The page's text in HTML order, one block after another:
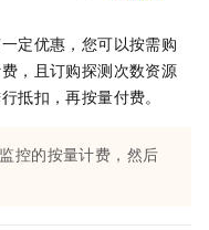
定优惠，您可以按需购
，且订购探测次数资源
抵扣，再按量付费。
控的按量计费，然后